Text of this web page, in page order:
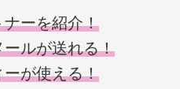
ーを紹介！
ルが送れる！
が使える！